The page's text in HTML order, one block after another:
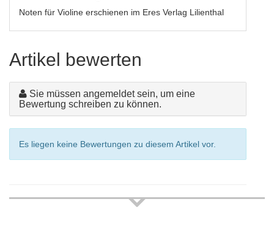
Noten für Violine erschienen im Eres Verlag Lilienthal
Artikel bewerten
Sie müssen angemeldet sein, um eine
Bewertung schreiben zu können.
Es liegen keine Bewertungen zu diesem Artikel vor.